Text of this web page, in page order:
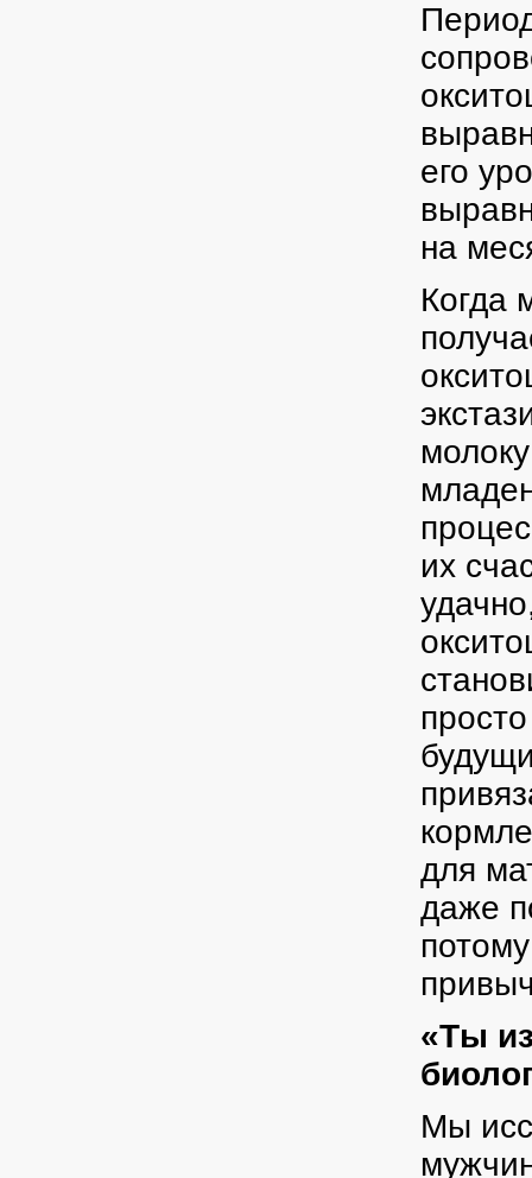
его
на
Когда
их
для
даже
«Ты
Мы